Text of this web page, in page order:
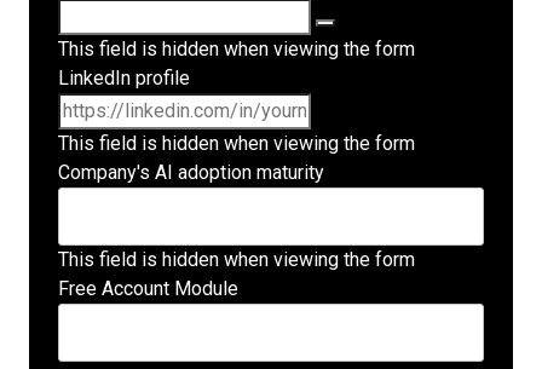
This field is hidden when viewing the form
LinkedIn profile
This field is hidden when viewing the form
Company's AI adoption maturity
This field is hidden when viewing the form
Free Account Module